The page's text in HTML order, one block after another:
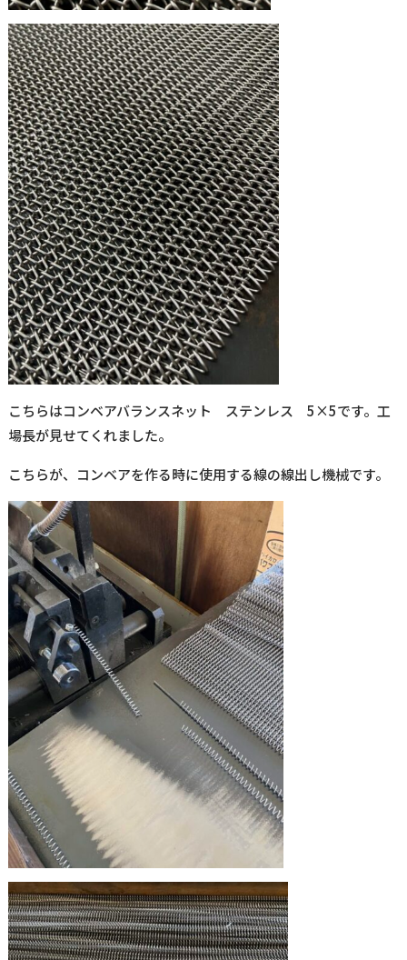
こちらはコンベアバランスネット ステンレス 5×5です。工
場長が見せてくれました。
こちらが、コンベアを作る時に使用する線の線出し機械です。